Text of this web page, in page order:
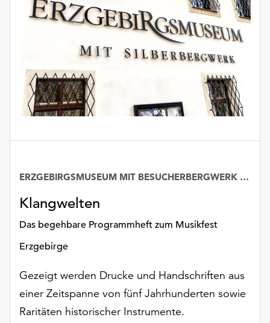
ohne
Einverständnis
ausgeführt.
Möchten
verwendeten
erreichen
Sie
die
Einstellungen
die
„Auswählen“.
Weitere
Informationen
Klangwelten
Das begehbare Programmheft zum Musikfest
Erzgebirge
ERZGEBIRGSMUSEUM MIT BESUCHERBERGWERK „IM GÖSSNER“
Gezeigt werden Drucke und Handschriften aus
einer Zeitspanne von fünf Jahrhunderten sowie
Raritäten historischer Instrumente.